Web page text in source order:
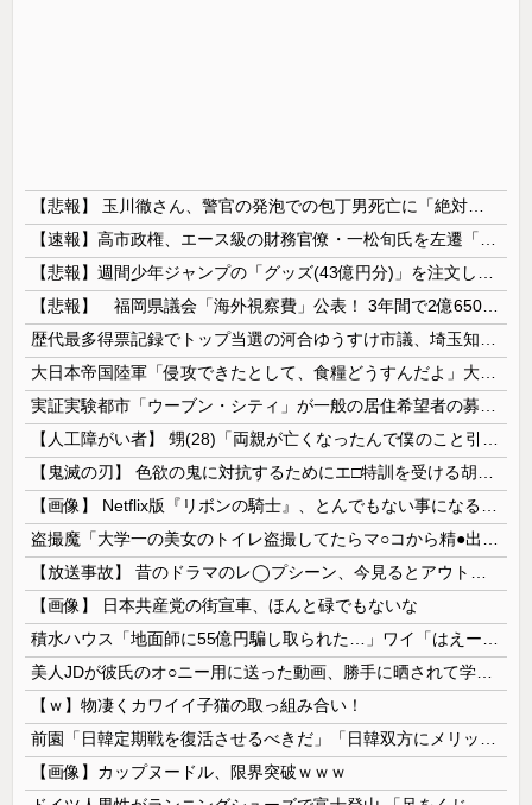
【画像】 日本共産党の街宣車、ほんと碌でもないな
【ｗ】物凄くカワイイ子猫の取っ組み合い！
【画像】カップヌードル、限界突破ｗｗｗ